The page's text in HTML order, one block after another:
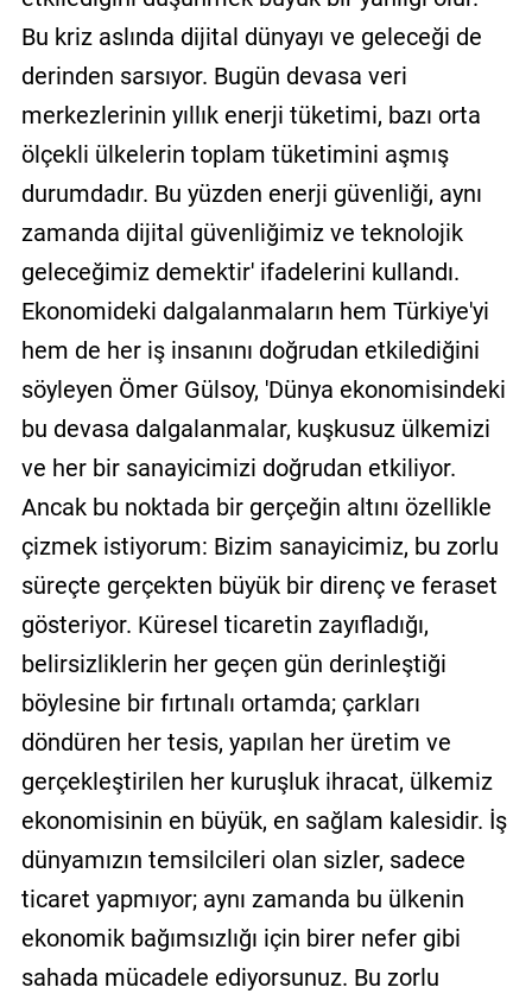
Bu kriz aslında dijital dünyayı ve geleceği de
derinden sarsıyor. Bugün devasa veri
merkezlerinin yıllık enerji tüketimi, bazı orta
ölçekli ülkelerin toplam tüketimini aşmış
durumdadır. Bu yüzden enerji güvenliği, aynı
zamanda dijital güvenliğimiz ve teknolojik
geleceğimiz demektir' ifadelerini kullandı.
Ekonomideki dalgalanmaların hem Türkiye'yi
hem de her iş insanını doğrudan etkilediğini
söyleyen Ömer Gülsoy, 'Dünya ekonomisindeki
bu devasa dalgalanmalar, kuşkusuz ülkemizi
ve her bir sanayicimizi doğrudan etkiliyor.
Ancak bu noktada bir gerçeğin altını özellikle
çizmek istiyorum: Bizim sanayicimiz, bu zorlu
süreçte gerçekten büyük bir direnç ve feraset
gösteriyor. Küresel ticaretin zayıfladığı,
belirsizliklerin her geçen gün derinleştiği
böylesine bir fırtınalı ortamda; çarkları
döndüren her tesis, yapılan her üretim ve
gerçekleştirilen her kuruşluk ihracat, ülkemiz
ekonomisinin en büyük, en sağlam kalesidir. İş
dünyamızın temsilcileri olan sizler, sadece
ticaret yapmıyor; aynı zamanda bu ülkenin
ekonomik bağımsızlığı için birer nefer gibi
sahada mücadele ediyorsunuz. Bu zorlu